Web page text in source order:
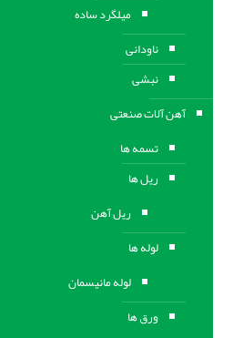
میلگرد ساده
ناودانی
نبشی
آهن آلات صنعتی
تسمه ها
ریل ها
ریل آهن
لوله ها
لوله مانیسمان
ورق ها